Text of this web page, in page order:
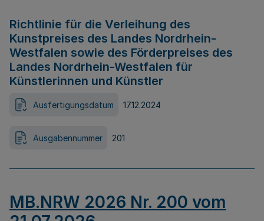
Richtlinie für die Verleihung des
Kunstpreises des Landes Nordrhein-
Westfalen sowie des Förderpreises des
Landes Nordrhein-Westfalen für
Künstlerinnen und Künstler
Ausfertigungsdatum 17.12.2024
Ausgabennummer 201
MB.NRW 2026 Nr. 200 vom